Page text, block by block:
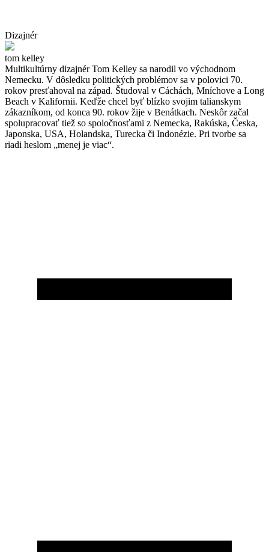
Dizajnér
tom kelley
Multikultúrny dizajnér Tom Kelley sa narodil vo východnom
Nemecku. V dôsledku politických problémov sa v polovici 70.
rokov presťahoval na západ. Študoval v Cáchách, Mníchove a Long
Beach v Kalifornii. Keďže chcel byť blízko svojim talianskym
zákazníkom, od konca 90. rokov žije v Benátkach. Neskôr začal
spolupracovať tiež so spoločnosťami z Nemecka, Rakúska, Česka,
Japonska, USA, Holandska, Turecka či Indonézie. Pri tvorbe sa
riadi heslom „menej je viac“.